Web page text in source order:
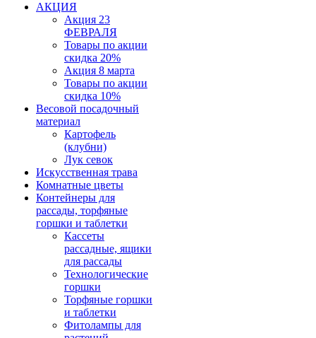
АКЦИЯ
Акция 23
ФЕВРАЛЯ
Товары по акции
скидка 20%
Акция 8 марта
Товары по акции
скидка 10%
Весовой посадочный
материал
Картофель
(клубни)
Лук севок
Искусственная трава
Комнатные цветы
Контейнеры для
рассады, торфяные
горшки и таблетки
Кассеты
рассадные, ящики
для рассады
Технологические
горшки
Торфяные горшки
и таблетки
Фитолампы для